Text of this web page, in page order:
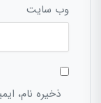
وب‌ سایت
ذخیره نام،